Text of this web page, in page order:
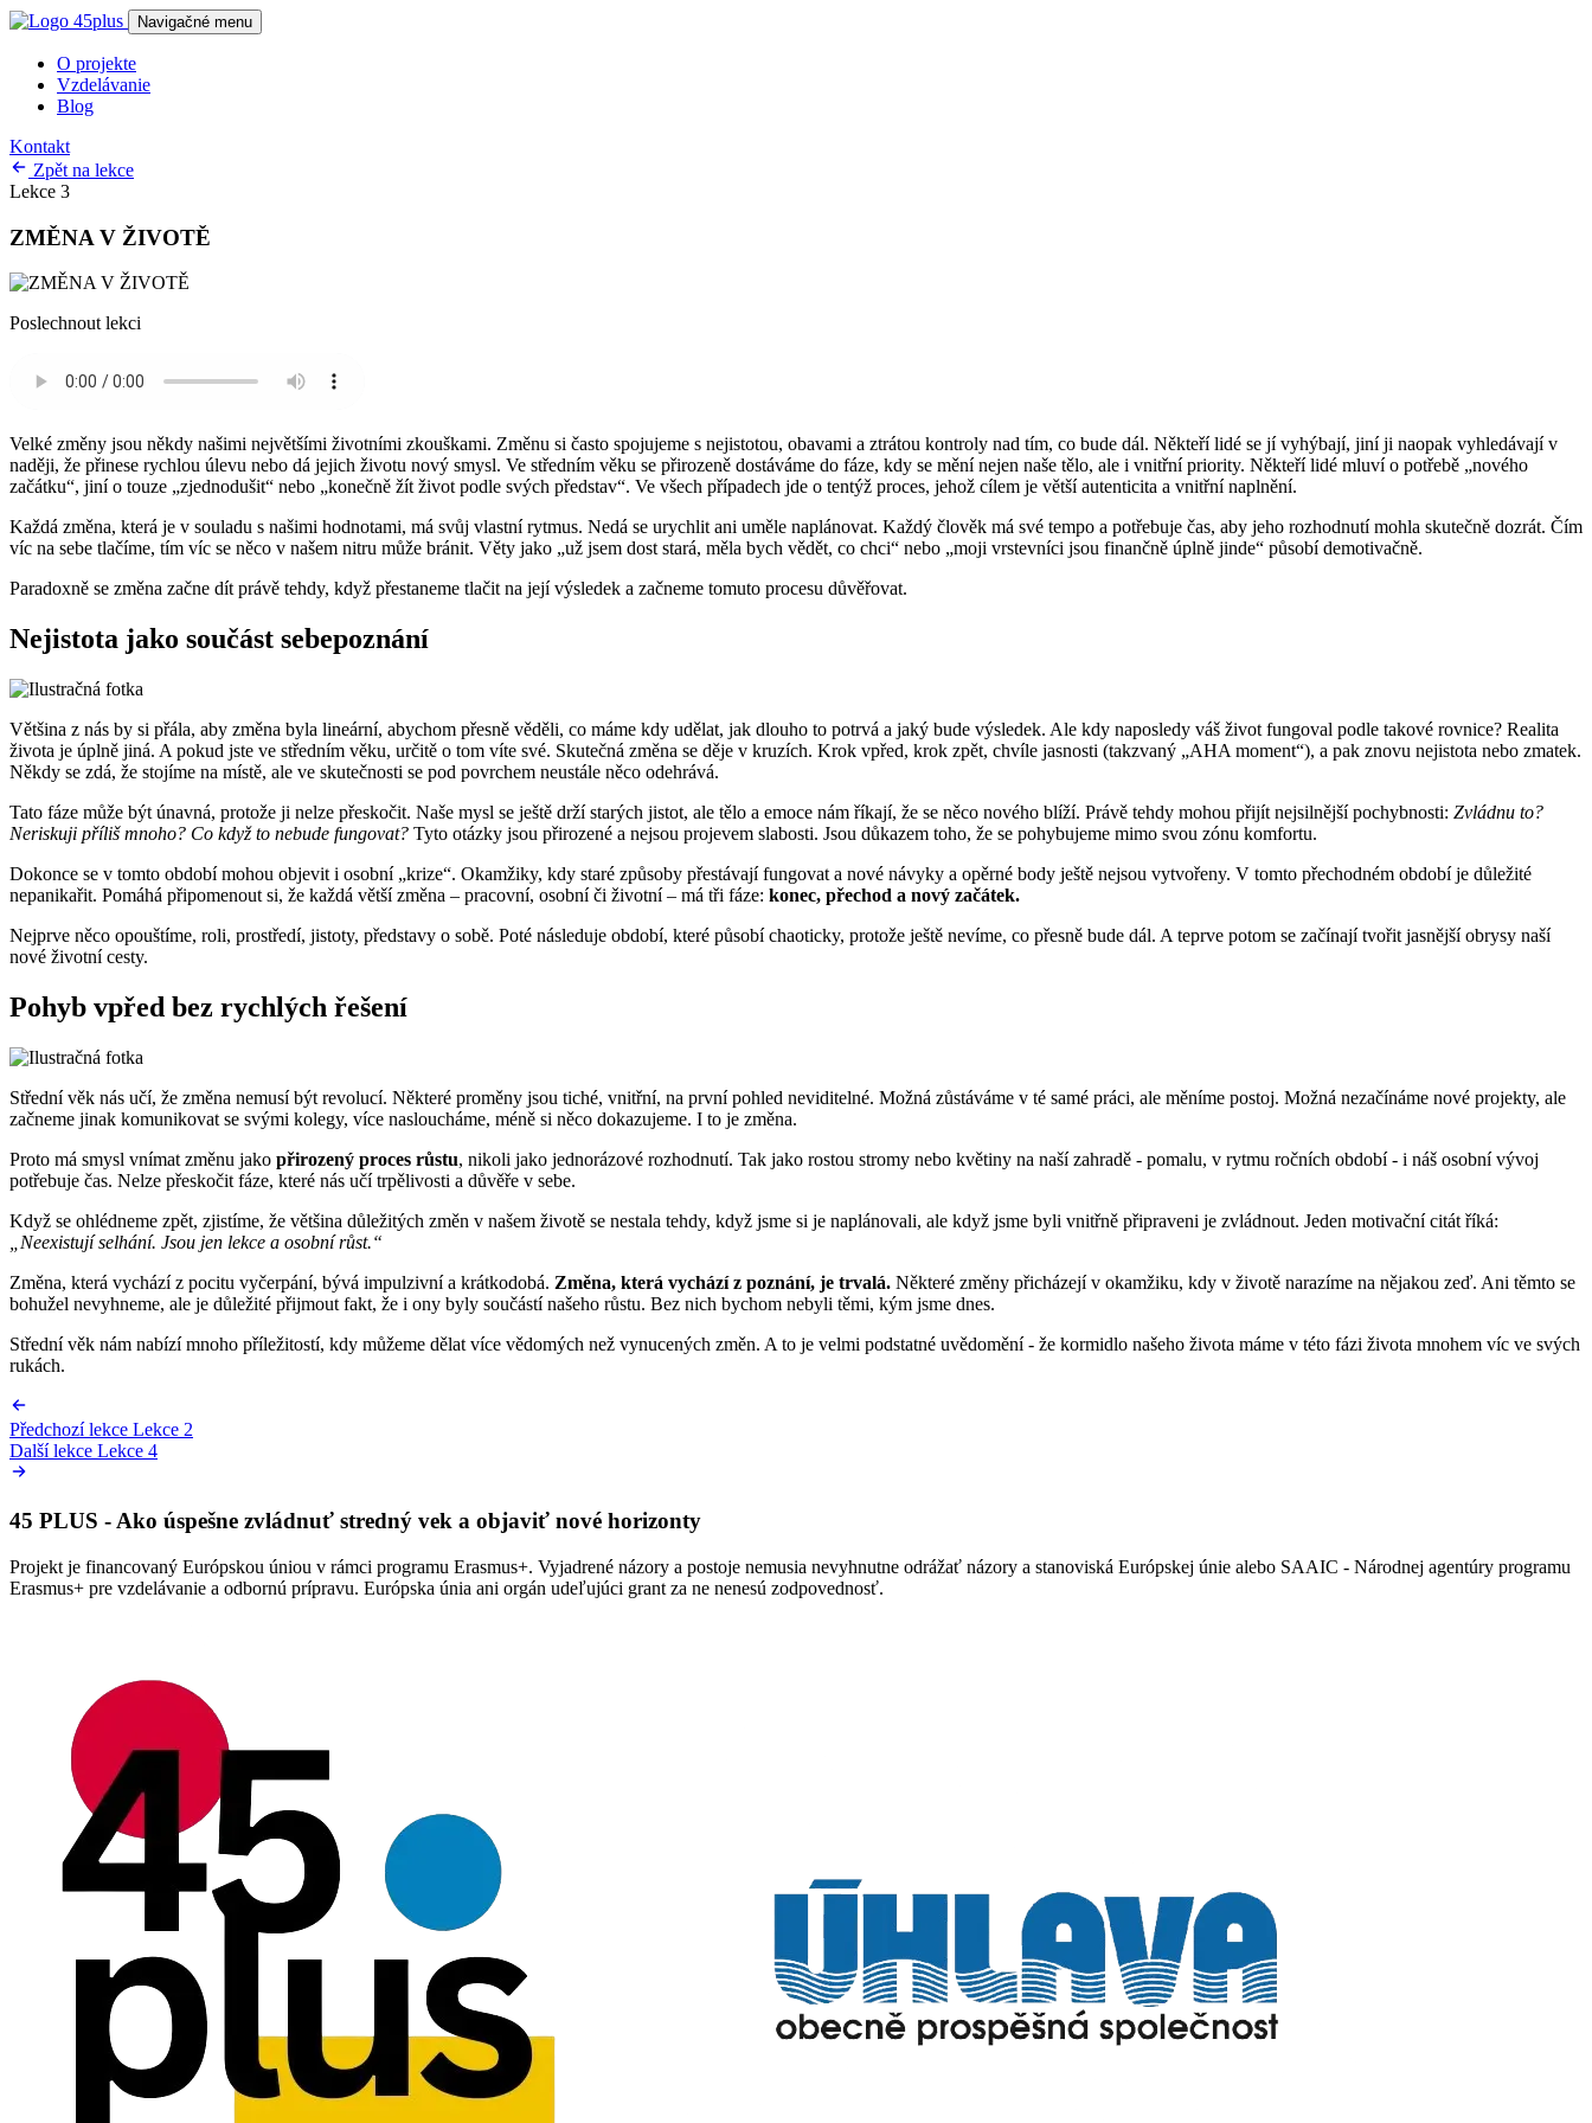
Navigačné menu
O projekte
Vzdelávanie
Blog
Kontakt
Zpět na lekce
Lekce 3
ZMĚNA V ŽIVOTĚ
Poslechnout lekci
Velké změny jsou někdy našimi největšími životními zkouškami. Změnu si často spojujeme s nejistotou, obavami a ztrátou kontroly nad tím, co bude dál. Někteří lidé se jí vyhýbají, jiní ji naopak vyhledávají v
naději, že přinese rychlou úlevu nebo dá jejich životu nový smysl. Ve středním věku se přirozeně dostáváme do fáze, kdy se mění nejen naše tělo, ale i vnitřní priority. Někteří lidé mluví o potřebě „nového
začátku“, jiní o touze „zjednodušit“ nebo „konečně žít život podle svých představ“. Ve všech případech jde o tentýž proces, jehož cílem je větší autenticita a vnitřní naplnění.
Každá změna, která je v souladu s našimi hodnotami, má svůj vlastní rytmus. Nedá se urychlit ani uměle naplánovat. Každý člověk má své tempo a potřebuje čas, aby jeho rozhodnutí mohla skutečně dozrát. Čím
víc na sebe tlačíme, tím víc se něco v našem nitru může bránit. Věty jako „už jsem dost stará, měla bych vědět, co chci“ nebo „moji vrstevníci jsou finančně úplně jinde“ působí demotivačně.
Paradoxně se změna začne dít právě tehdy, když přestaneme tlačit na její výsledek a začneme tomuto procesu důvěřovat.
Nejistota jako součást sebepoznání
Většina z nás by si přála, aby změna byla lineární, abychom přesně věděli, co máme kdy udělat, jak dlouho to potrvá a jaký bude výsledek. Ale kdy naposledy váš život fungoval podle takové rovnice? Realita
života je úplně jiná. A pokud jste ve středním věku, určitě o tom víte své. Skutečná změna se děje v kruzích. Krok vpřed, krok zpět, chvíle jasnosti (takzvaný „AHA moment“), a pak znovu nejistota nebo zmatek.
Někdy se zdá, že stojíme na místě, ale ve skutečnosti se pod povrchem neustále něco odehrává.
Tato fáze může být únavná, protože ji nelze přeskočit. Naše mysl se ještě drží starých jistot, ale tělo a emoce nám říkají, že se něco nového blíží. Právě tehdy mohou přijít nejsilnější pochybnosti: Zvládnu to?
Neriskuji příliš mnoho? Co když to nebude fungovat? Tyto otázky jsou přirozené a nejsou projevem slabosti. Jsou důkazem toho, že se pohybujeme mimo svou zónu komfortu.
Dokonce se v tomto období mohou objevit i osobní „krize“. Okamžiky, kdy staré způsoby přestávají fungovat a nové návyky a opěrné body ještě nejsou vytvořeny. V tomto přechodném období je důležité
nepanikařit. Pomáhá připomenout si, že každá větší změna – pracovní, osobní či životní – má tři fáze: konec, přechod a nový začátek.
Nejprve něco opouštíme, roli, prostředí, jistoty, představy o sobě. Poté následuje období, které působí chaoticky, protože ještě nevíme, co přesně bude dál. A teprve potom se začínají tvořit jasnější obrysy naší
nové životní cesty.
Pohyb vpřed bez rychlých řešení
Střední věk nás učí, že změna nemusí být revolucí. Některé proměny jsou tiché, vnitřní, na první pohled neviditelné. Možná zůstáváme v té samé práci, ale měníme postoj. Možná nezačínáme nové projekty, ale
začneme jinak komunikovat se svými kolegy, více nasloucháme, méně si něco dokazujeme. I to je změna.
Proto má smysl vnímat změnu jako přirozený proces růstu, nikoli jako jednorázové rozhodnutí. Tak jako rostou stromy nebo květiny na naší zahradě - pomalu, v rytmu ročních období - i náš osobní vývoj
potřebuje čas. Nelze přeskočit fáze, které nás učí trpělivosti a důvěře v sebe.
Když se ohlédneme zpět, zjistíme, že většina důležitých změn v našem životě se nestala tehdy, když jsme si je naplánovali, ale když jsme byli vnitřně připraveni je zvládnout. Jeden motivační citát říká:
„Neexistují selhání. Jsou jen lekce a osobní růst.“
Změna, která vychází z pocitu vyčerpání, bývá impulzivní a krátkodobá. Změna, která vychází z poznání, je trvalá. Některé změny přicházejí v okamžiku, kdy v životě narazíme na nějakou zeď. Ani těmto se
bohužel nevyhneme, ale je důležité přijmout fakt, že i ony byly součástí našeho růstu. Bez nich bychom nebyli těmi, kým jsme dnes.
Střední věk nám nabízí mnoho příležitostí, kdy můžeme dělat více vědomých než vynucených změn. A to je velmi podstatné uvědomění - že kormidlo našeho života máme v této fázi života mnohem víc ve svých
rukách.
Předchozí lekce Lekce 2
Další lekce Lekce 4
45 PLUS - Ako úspešne zvládnuť stredný vek a objaviť nové horizonty
Projekt je financovaný Európskou úniou v rámci programu Erasmus+. Vyjadrené názory a postoje nemusia nevyhnutne odrážať názory a stanoviská Európskej únie alebo SAAIC - Národnej agentúry programu
Erasmus+ pre vzdelávanie a odbornú prípravu. Európska únia ani orgán udeľujúci grant za ne nenesú zodpovednosť.